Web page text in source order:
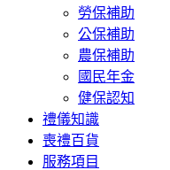
勞保補助
公保補助
農保補助
國民年金
健保認知
禮儀知識
喪禮百貨
服務項目